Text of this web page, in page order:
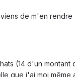
de m'en
(14 d'un
que j'ai moi